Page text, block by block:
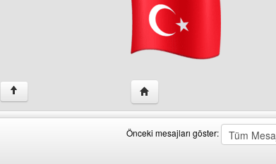
↑ Yazarın web sitesini ziyaret et:
Önceki mesajları göster: